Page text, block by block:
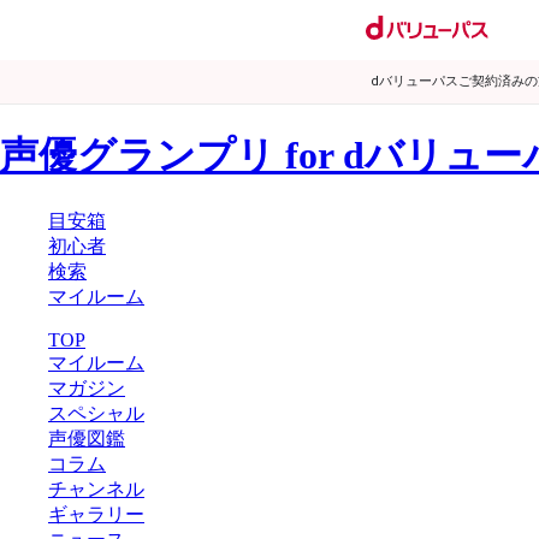
dバリューパスご契約済み
声優グランプリ for dバリュー
目安箱
初心者
検索
マイルーム
TOP
マイルーム
マガジン
スペシャル
声優図鑑
コラム
チャンネル
ギャラリー